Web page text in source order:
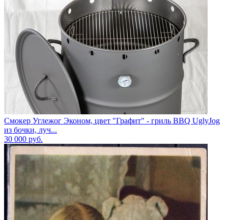
Смокер Углежог Эконом, цвет "Графит" - гриль BBQ UglyJog
из бочки, луч...
30 000 руб.